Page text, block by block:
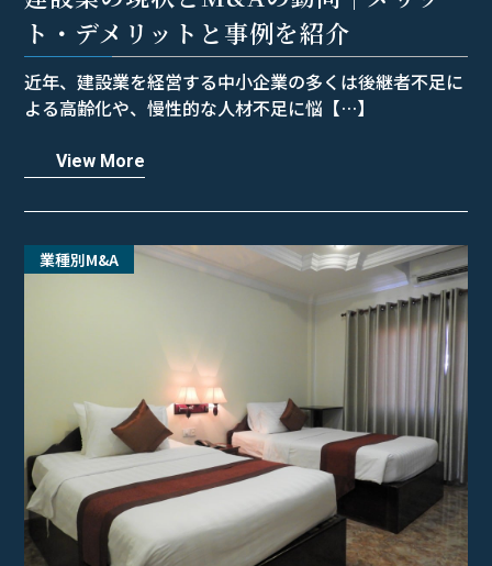
ト・デメリットと事例を紹介
近年、建設業を経営する中小企業の多くは後継者不足に
よる高齢化や、慢性的な人材不足に悩【…】
View More
業種別M&A